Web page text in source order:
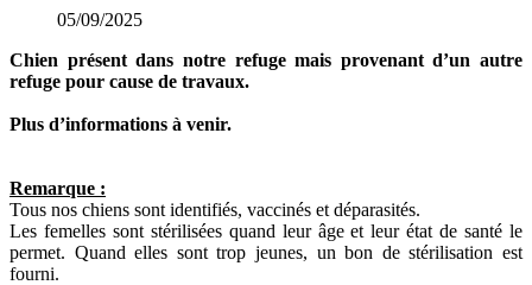
05/09/2025
Chien présent dans notre refuge mais provenant d’un autre
refuge pour cause de travaux.
Plus d’informations à venir.
Remarque :
Tous nos chiens sont identifiés, vaccinés et déparasités.
Les femelles sont stérilisées quand leur âge et leur état de santé le
permet. Quand elles sont trop jeunes, un bon de stérilisation est
fourni.